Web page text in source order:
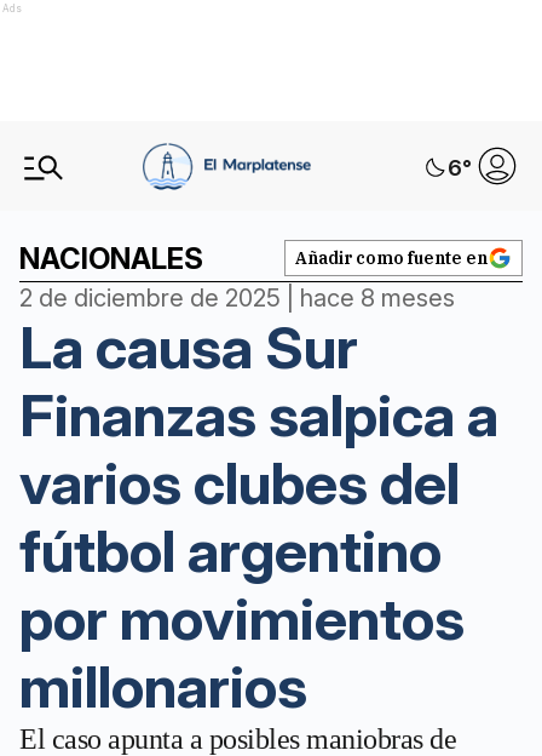
Ads
6°
NACIONALES Añadir como fuente en
2 de diciembre de 2025 | hace 8 meses
La causa Sur
Finanzas salpica a
varios clubes del
fútbol argentino
por movimientos
millonarios
El caso apunta a posibles maniobras de